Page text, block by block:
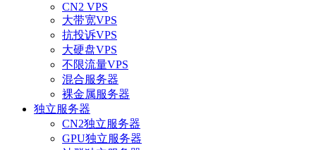
CN2 VPS
大带宽VPS
抗投诉VPS
大硬盘VPS
不限流量VPS
混合服务器
裸金属服务器
独立服务器
CN2独立服务器
GPU独立服务器